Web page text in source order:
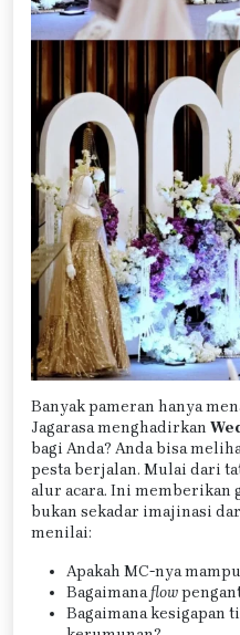
Banyak pameran hanya
Jagarasa menghadirkan
bagi Anda? Anda bisa
pesta berjalan. Mulai dari
alur acara. Ini memberikan
bukan sekadar imajinasi
menilai:
Apakah MC-nya
Bagaimanaflow
Bagaimana kesigapan